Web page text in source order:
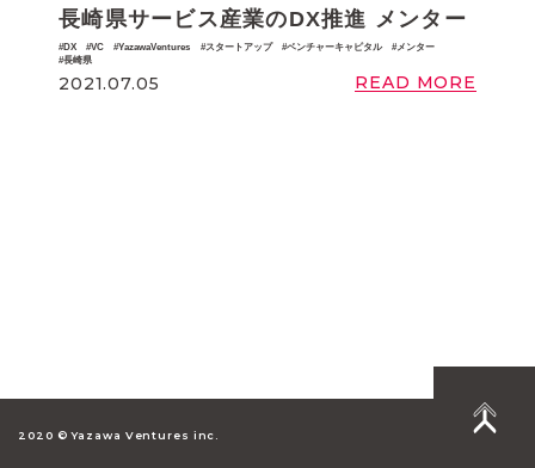
長崎県サービス産業のDX推進 メンター
DX VC YazawaVentures スタートアップ ベンチャーキャピタル
メンター
長崎県
2021.07.05 READ MORE
2020 © Yazawa Ventures inc.